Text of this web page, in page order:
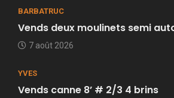
BARBATRUC
Vends deux moulinets semi
7 août 2026
YVES
Vends canne 8’ # 2/3 4 brins